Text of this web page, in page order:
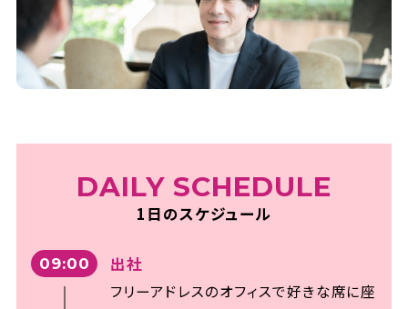
DAILY SCHEDULE
1日のスケジュール
09:00 出社
フリーアドレスのオフィスで好きな席に座